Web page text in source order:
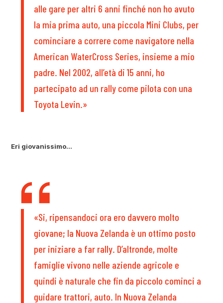
alle gare per altri 6 anni finché non ho avuto
la mia prima auto, una piccola Mini Clubs, per
cominciare a correre come navigatore nella
American WaterCross Series, insieme a mio
padre. Nel 2002, all’età di 15 anni, ho
partecipato ad un rally come pilota con una
Toyota Levin.»
Eri giovanissimo…
«Si, ripensandoci ora ero davvero molto
giovane; la Nuova Zelanda è un ottimo posto
per iniziare a far rally. D’altronde, molte
famiglie vivono nelle aziende agricole e
quindi è naturale che fin da piccolo cominci a
guidare trattori, auto. In Nuova Zelanda